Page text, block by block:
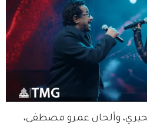
وألحان عمرو مصطفى،